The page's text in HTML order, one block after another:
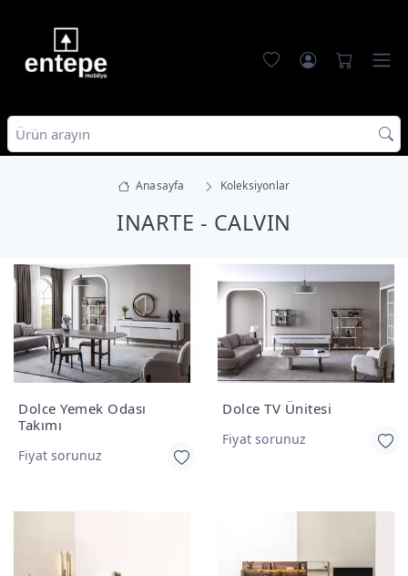
Anasayfa Koleksiyonlar
INARTE - CALVIN
Dolce Yemek Odası
Takımı
Fiyat sorunuz
Dolce TV Ünitesi
Fiyat sorunuz